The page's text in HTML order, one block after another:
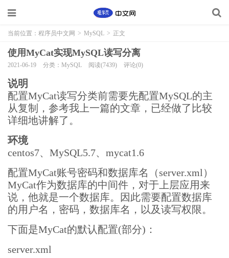
当前位置： 程序员中文网 > MySQL > 正文
使用MyCat实现MySQL读写分离
2021-06-19 分类：MySQL 阅读(7439) 评论(0)
说明
配置MyCat读写分类前需要先配置MySQL的主
从复制，参考我上一篇的文章，已经做了比较
详细地讲解了。
环境
centos7、MySQL5.7、mycat1.6
配置MyCat账号密码和数据库名（server.xml）
MyCat作为数据库的中间件，对于上层应用来
说，他就是一个数据库。因此需要配置数据库
的用户名，密码，数据库名，以及读写权限。
下面是MyCat的默认配置(部分)：
server.xml